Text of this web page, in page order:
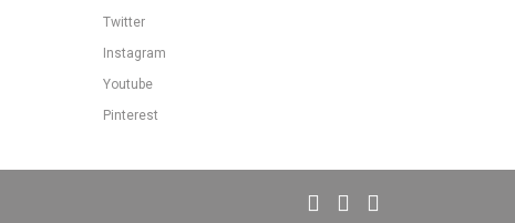
Twitter
Instagram
Youtube
Pinterest